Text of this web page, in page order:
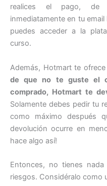
realices el pago, de
inmediatamente en tu
puedes acceder a la
curso.
Además, Hotmart te
de que no te guste el
comprado, Hotmart te
Solamente debes pedir tu
como máximo después
devolución ocurre en
hace algo así!
Entonces, no tienes
riesgos. Considéralo como